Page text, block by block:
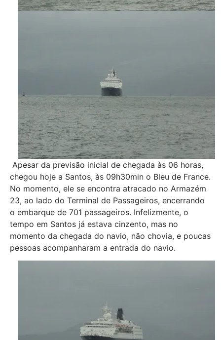
Apesar da previsão inicial de chegada às 06 horas,
chegou hoje a Santos, às 09h30min o Bleu de France.
No momento, ele se encontra atracado no Armazém
23, ao lado do Terminal de Passageiros, encerrando
o embarque de 701 passageiros. Infelizmente, o
tempo em Santos já estava cinzento, mas no
momento da chegada do navio, não chovia, e poucas
pessoas acompanharam a entrada do navio.